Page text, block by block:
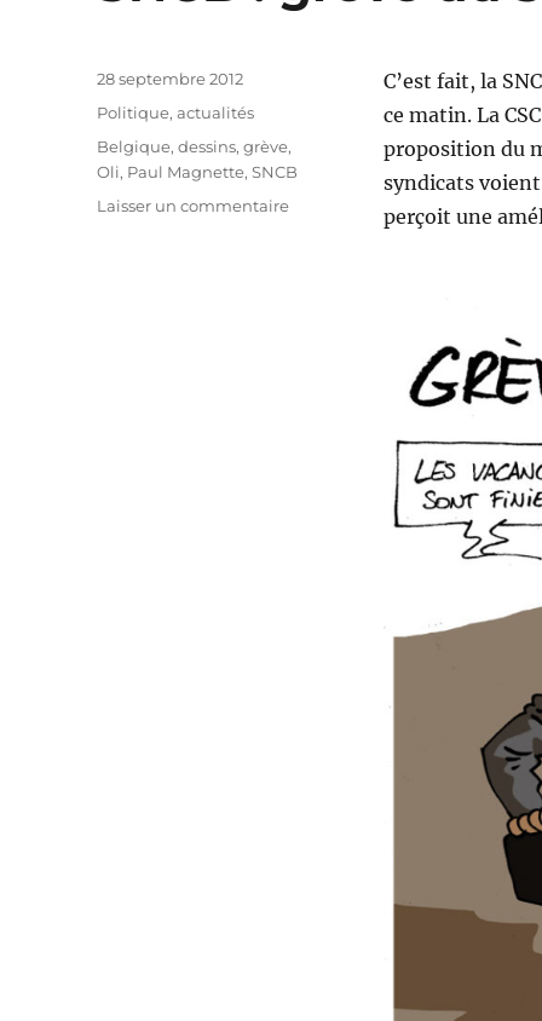
C’est fait, la
ce matin. La
proposition du
syndicats
perçoit une
Publié
28 septembre 2012
Catégories
Politique, actualités
Étiquettes
Belgique,dessins,grève,
Oli, Paul Magnette,SNCB
Laisser un commentairesur